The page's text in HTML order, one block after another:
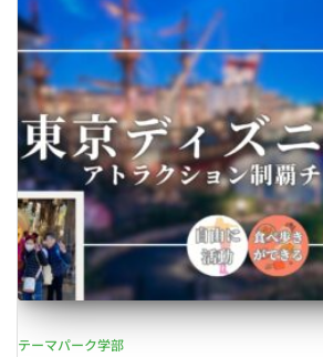
テーマパーク学部